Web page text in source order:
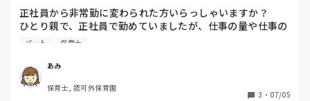
正社員から非常勤に変わられた方いらっしゃいますか？
ひとり親で、正社員で勤めていましたが、仕事の量や仕事の
重さに耐えれなくなりました。家での持ち帰りもあり自分の
フルタイムパートで働きたいと思っていますが、みなさんの
色々な意見を聞かせて下さい。
パート 保育士
あみ
保育士, 認可外保育園
3 ・ 07/05